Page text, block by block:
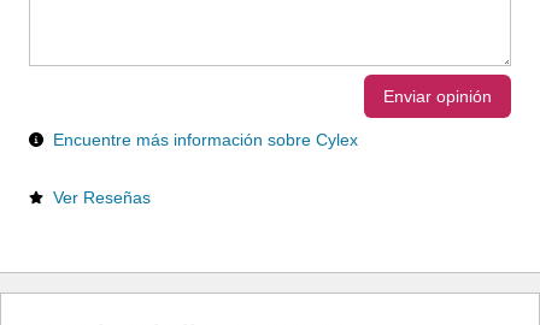
Enviar opinión
Encuentre más información sobre Cylex
Ver Reseñas